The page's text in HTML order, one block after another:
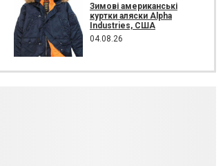
Зимові американські
куртки аляски Alpha
Industries, США
04.08.26